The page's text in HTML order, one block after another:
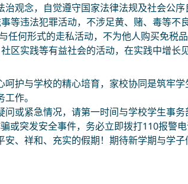
观念，自觉遵守国家法律法规及社会公序
等违法犯罪活动，不涉足黄、赌、毒等不
任何形式的走私活动，不为他人购买免税
区实践等有益社会的活动，在实践中增长
呵护与学校的精心培育，家校协同是筑牢
作。
问或紧急情况，请第一时间与学校学生事
或突发安全事件，务必立即拨打110报警
、祥和、充实的假期！期待新学期与学子